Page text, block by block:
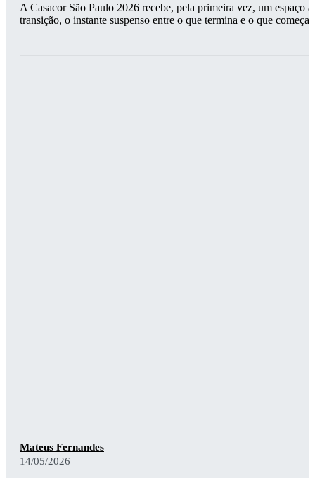
A Casacor São Paulo 2026 recebe, pela primeira vez, um espaço
transição, o instante suspenso entre o que termina e o que
Mateus Fernandes
14/05/2026